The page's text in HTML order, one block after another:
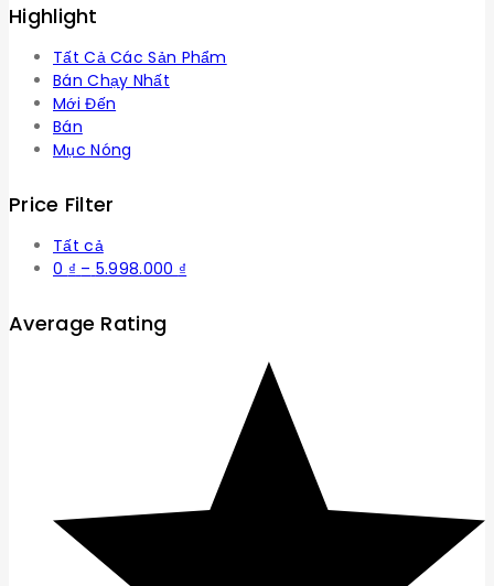
Highlight
Tất Cả Các Sản Phẩm
Bán Chạy Nhất
Mới Đến
Bán
Mục Nóng
Price Filter
Tất cả
0 ₫ – 5.998.000 ₫
5.998.000 ₫
Average Rating